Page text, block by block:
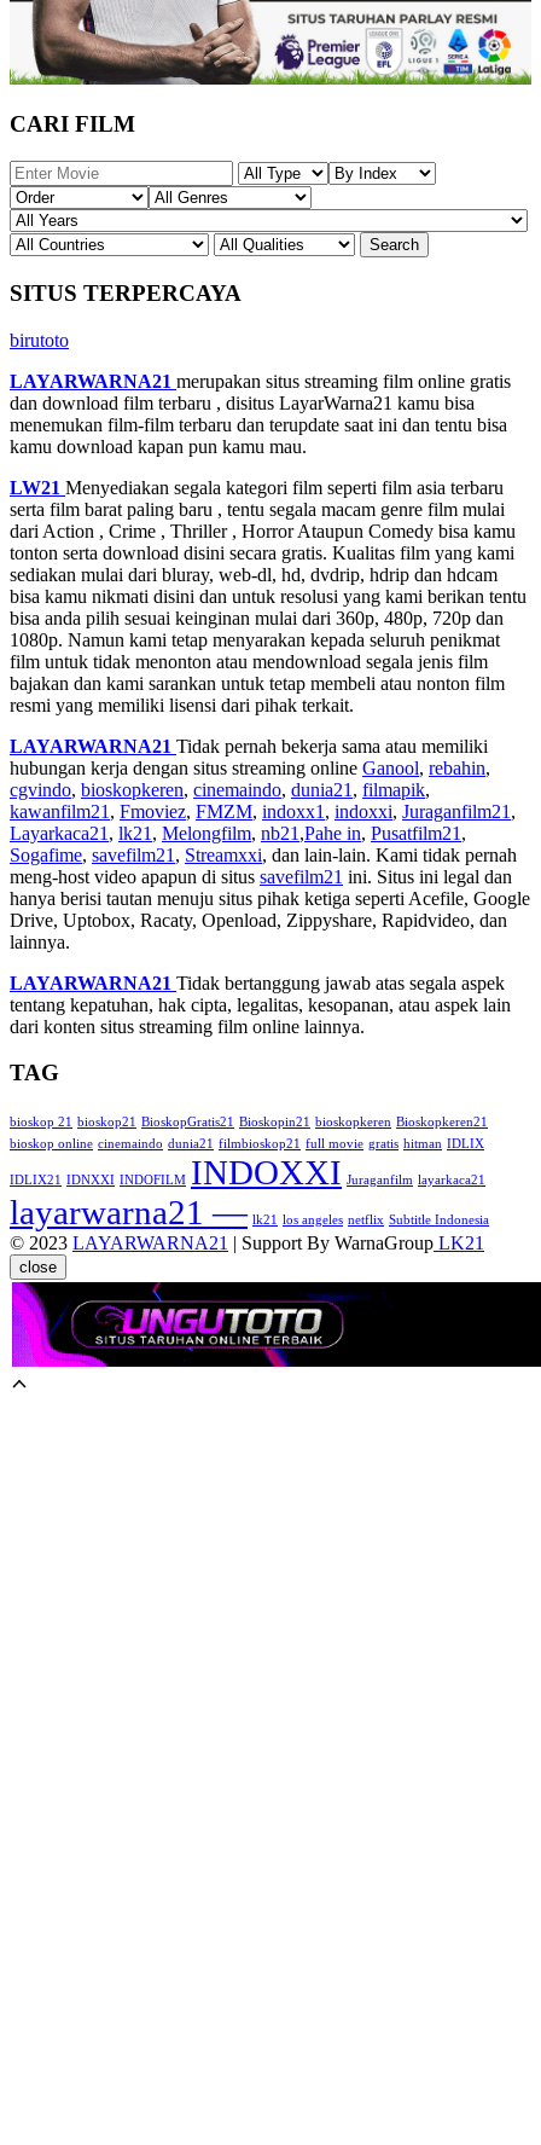
CARI FILM
SITUS TERPERCAYA
birutoto
LAYARWARNA21 merupakan situs streaming film online gratis
dan download film terbaru , disitus LayarWarna21 kamu bisa
menemukan film-film terbaru dan terupdate saat ini dan tentu bisa
kamu download kapan pun kamu mau.
LW21 Menyediakan segala kategori film seperti film asia terbaru
serta film barat paling baru , tentu segala macam genre film mulai
dari Action , Crime , Thriller , Horror Ataupun Comedy bisa kamu
tonton serta download disini secara gratis. Kualitas film yang kami
sediakan mulai dari bluray, web-dl, hd, dvdrip, hdrip dan hdcam
bisa kamu nikmati disini dan untuk resolusi yang kami berikan tentu
bisa anda pilih sesuai keinginan mulai dari 360p, 480p, 720p dan
1080p. Namun kami tetap menyarakan kepada seluruh penikmat
film untuk tidak menonton atau mendownload segala jenis film
bajakan dan kami sarankan untuk tetap membeli atau nonton film
resmi yang memiliki lisensi dari pihak terkait.
LAYARWARNA21 Tidak pernah bekerja sama atau memiliki
hubungan kerja dengan situs streaming online Ganool, rebahin,
cgvindo, bioskopkeren, cinemaindo, dunia21 , filmapik,
kawanfilm21 , Fmoviez, FMZM, indoxx1 , indoxxi, Juraganfilm21 ,
Layarkaca21 , lk21 , Melongfilm, nb21 ,Pahe in, Pusatfilm21 ,
Sogafime, savefilm21 , Streamxxi, dan lain-lain. Kami tidak pernah
meng-host video apapun di situs savefilm21 ini. Situs ini legal dan
hanya berisi tautan menuju situs pihak ketiga seperti Acefile, Google
Drive, Uptobox, Racaty, Openload, Zippyshare, Rapidvideo, dan
lainnya.
LAYARWARNA21 Tidak bertanggung jawab atas segala aspek
tentang kepatuhan, hak cipta, legalitas, kesopanan, atau aspek lain
dari konten situs streaming film online lainnya.
TAG
bioskop 21 bioskop21 BioskopGratis21 Bioskopin21 bioskopkeren Bioskopkeren21
bioskop online cinemaindo dunia21 filmbioskop21 full movie gratis hitman IDLIX
IDLIX21 IDNXXI INDOFILM INDOXXI Juraganfilm layarkaca21
layarwarna21 — lk21 los angeles netflix Subtitle Indonesia
© 2023 LAYARWARNA21 | Support By WarnaGroup LK21
close